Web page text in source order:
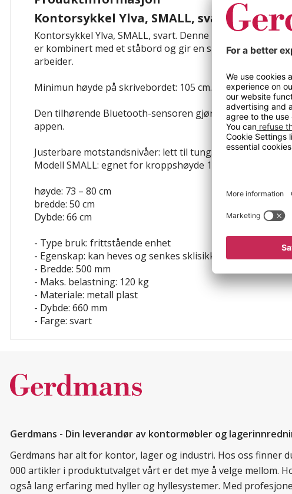
Kontorsykkel Ylva, SMALL, svart
Kontorsykkel Ylva, SMALL, svart. Denne unike, patenterte
er kombinert med et ståbord og gir en sunn dose fysisk
arbeider.
Minimun høyde på skrivebordet: 105 cm.
Den tilhørende Bluetooth-sensoren gjør det enkelt å
appen.
Justerbare motstandsnivåer: lett til tung.
Modell SMALL: egnet for kroppshøyde 140 – 165 cm
høyde: 73 – 80 cm
bredde: 50 cm
Dybde: 66 cm
- Type bruk: frittstående enhet
- Egenskap: kan heves og senkes sklisikkerjusterbar
- Bredde: 500 mm
- Maks. belastning: 120 kg
- Materiale: metall plast
- Dybde: 660 mm
- Farge: svart
Gerdmans - Din leverandør av kontormøbler og
Gerdmans har alt for kontor, lager og industri. Hos oss finner
000 artikler i produktutvalget vårt er det mye å velge mellom.
også lang erfaring med hyller og hyllesystemer. Med